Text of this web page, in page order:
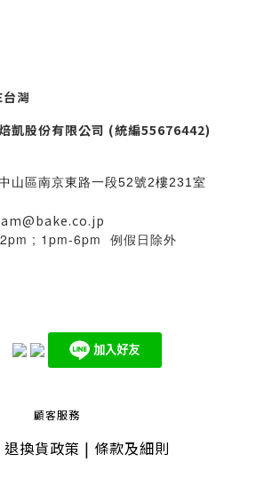
灣
股份有限公司 (統編55676442)
山區南京東路一段52號2樓231室
; 1pm-6pm 例假日除外
顧客服務
退換貨政策 | 條款及細則